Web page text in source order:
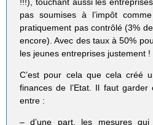
pas soumises à l’impôt
pratiquement pas contrôlé (3%
encore). Avec des taux à 50%
les jeunes entreprises justement !
C’est pour cela que cela créé
finances de l’Etat. Il faut garder
entre :
– d’une part, les mesures qui